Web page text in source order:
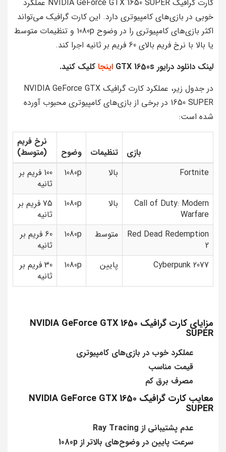
کارت گرافیک NVIDIA GeForce GTX 1650 SUPER عملکرد
خوبی در بازی‌های کامپیوتری دارد. این کارت گرافیک می‌تواند
اکثر بازی‌های کامپیوتری را در وضوح 1080p و تنظیمات متوسط
یا بالا با نرخ فریم بالای 60 فریم بر ثانیه اجرا کند.
لینک دانلود درایور GTX 1650s
اینجا کلیک کنید.
در جدول زیر، عملکرد کارت گرافیک NVIDIA GeForce GTX
1650 SUPER در برخی از بازی‌های کامپیوتری محبوب آورده
شده است:
بازی تنظیمات وضوح
نرخ فریم
(متوسط)
Fortnite
بالا 1080p
100 فریم بر
ثانیه
Call of Duty: Modern
Warfare
بالا 1080p
75 فریم بر
ثانیه
Red Dead Redemption
2
متوسط 1080p
60 فریم بر
ثانیه
Cyberpunk 2077
پایین 1080p
30 فریم بر
ثانیه
مزایای کارت گرافیک NVIDIA GeForce GTX 1650
SUPER
عملکرد خوب در بازی‌های کامپیوتری
قیمت مناسب
مصرف برق کم
معایب کارت گرافیک NVIDIA GeForce GTX 1650
SUPER
عدم پشتیبانی از Ray Tracing
سرعت پایین در وضوح‌های بالاتر از 1080p